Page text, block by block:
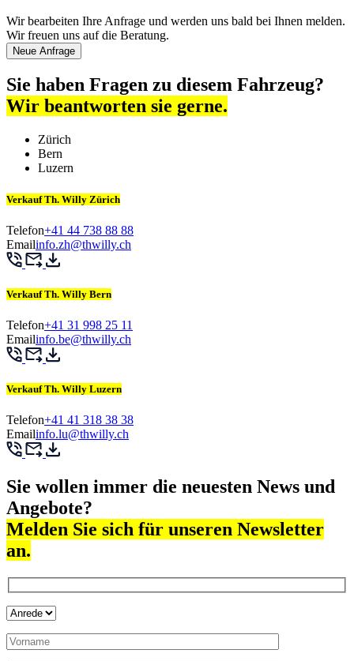
Wir bearbeiten Ihre Anfrage und werden uns bald bei Ihnen melden.
Wir freuen uns auf die Beratung.
Neue Anfrage
Sie haben Fragen zu diesem Fahrzeug?
Wir beantworten sie gerne.
Zürich
Bern
Luzern
Verkauf Th. Willy Zürich
Telefon+41 44 738 88 88
Emailinfo.zh@thwilly.ch
Verkauf Th. Willy Bern
Telefon+41 31 998 25 11
Emailinfo.be@thwilly.ch
Verkauf Th. Willy Luzern
Telefon+41 41 318 38 38
Emailinfo.lu@thwilly.ch
Sie wollen immer die neuesten News und
Angebote?
Melden Sie sich für unseren Newsletter
an.